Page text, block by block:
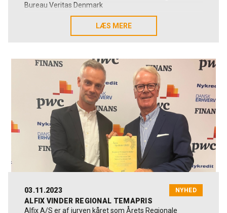
Bureau Veritas Denmark
LÆS MERE
LÆS MERE
03.11.2023 NYHED
ALFIX VINDER REGIONAL TEMAPRIS
Alfix A/S er af juryen kåret som Årets Regionale